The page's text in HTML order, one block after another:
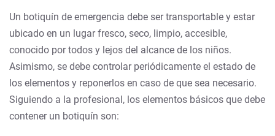
Un botiquín de emergencia debe ser transportable y estar
ubicado en un lugar fresco, seco, limpio, accesible,
conocido por todos y lejos del alcance de los niños.
Asimismo, se debe controlar periódicamente el estado de
los elementos y reponerlos en caso de que sea necesario.
Siguiendo a la profesional, los elementos básicos que debe
contener un botiquín son: